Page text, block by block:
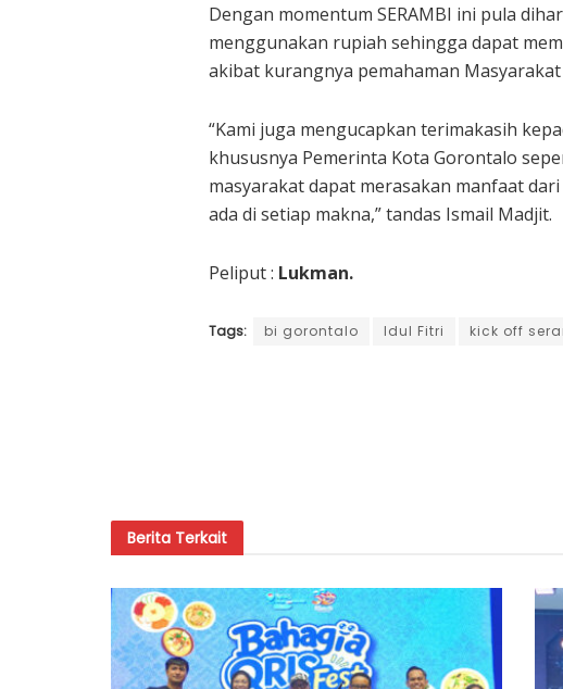
Dengan momentum SERAMBI ini pula
menggunakan rupiah sehingga dapat
akibat kurangnya pemahaman
“Kami juga mengucapkan terimakasih
khususnya Pemerinta Kota Gorontalo
masyarakat dapat merasakan manfaat
ada di setiap makna,” tandas Ismail Madjit.
Peliput : Lukman.
Tags: bi gorontalo Idul Fitri kick off
Berita Terkait